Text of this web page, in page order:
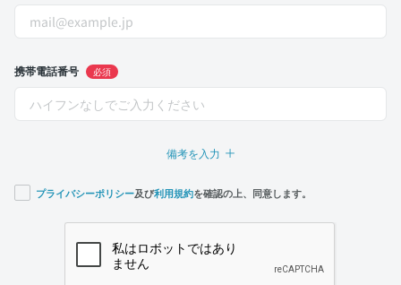
携帯電話番号 必須
備考を入力
プライバシーポリシー及び利用規約を確認の上、同意します。